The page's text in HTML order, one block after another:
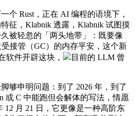
Rust，正在 AI 编程的语境下，
征，Klabnik 透露，Klabnik 试图摸
被轻忽的「两头地带」：既要像
接管（GC）的内存平安，这个新
软件开辟这块，
目前的 LLM 曾
申明问题：到了 2026 年，到了
或 C 中能跑但会解体的写法，情愿
12 月 21 日，它更像是一种高阶东